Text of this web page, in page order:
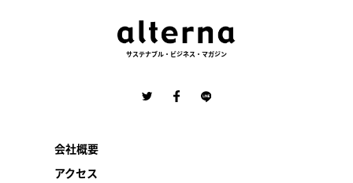
サステナブル・ビジネス・マガジン
会社概要
アクセス